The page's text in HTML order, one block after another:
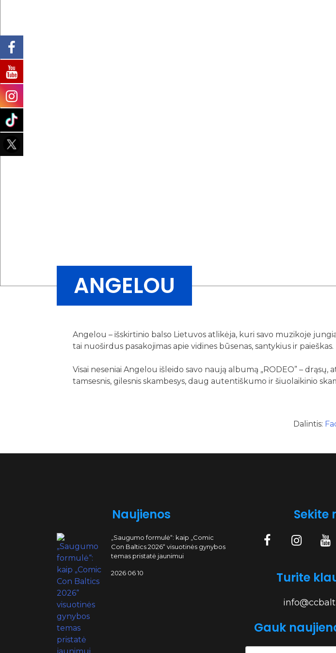
ANGELOU
Angelou – išskirtinio balso Lietuvos atlikėja, kuri savo muzikoje
tai nuoširdus pasakojimas apie vidines būsenas, santykius ir paieškas.
Visai neseniai Angelou išleido savo naują albumą „RODEO” –
tamsesnis, gilesnis skambesys, daug autentiškumo ir šiuolaikinio
Dalintis:
Naujienos
„Saugumo formulė“: kaip „Comic
Con Baltics 2026“ visuotinės gynybos
temas pristatė jaunimui
2026 06 10
Sekite
Turite
Gauk